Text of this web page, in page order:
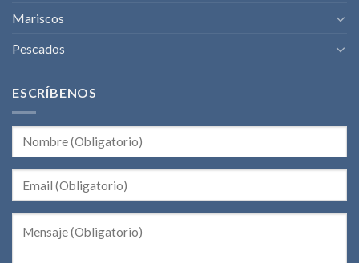
Mariscos
Pescados
ESCRÍBENOS